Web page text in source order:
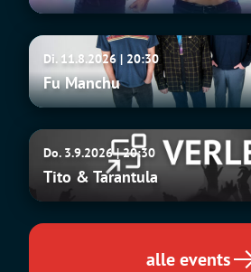
Fu
Manchu
Di. 11.8.2026 | 20:30
Fu Manchu
Tito
Tarantula
Do. 3.9.2026 | 20:30
Tito & Tarantula
alle events